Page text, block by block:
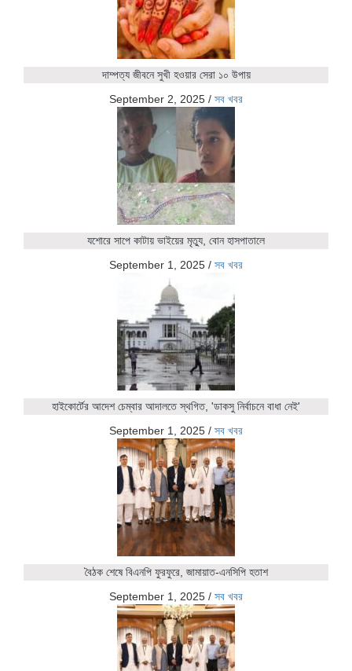
দাম্পত্য জীবনে সুখী হওয়ার সেরা ১০ উপায়
September 2, 2025 / সব খবর
যশোরে সাপে কাটায় ভাইয়ের মৃত্যু, বোন হাসপাতালে
September 1, 2025 / সব খবর
হাইকোর্টের আদেশ চেম্বার আদালতে স্থগিত, 'ডাকসু নির্বাচনে বাধা নেই'
September 1, 2025 / সব খবর
বৈঠক শেষে বিএনপি ফুরফুরে, জামায়াত-এনসিপি হতাশ
September 1, 2025 / সব খবর